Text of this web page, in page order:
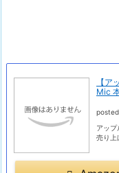
【
Mic
アップ
売り上